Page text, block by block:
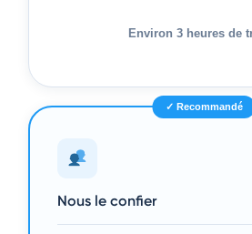
Environ 3 heures de
Nous le confier